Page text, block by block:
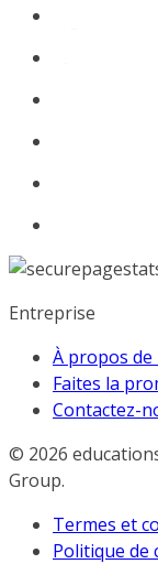
Entreprise
À propos de
Faites la
Contactez-
© 2026
Group.
Termes et
Politique de